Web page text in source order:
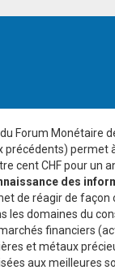
du Forum Monétaire
précédents) permet
cent CHF pour un
des
de réagir de
les domaines du
financiers
et métaux
aux meilleures